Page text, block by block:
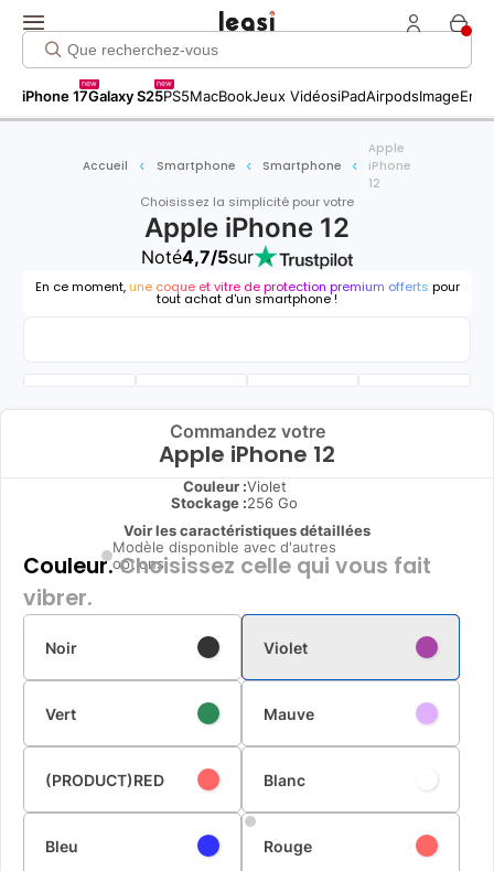
iPhone 17
new
Galaxy S25
new
PS5MacBookJeux VidéosiPadAirpodsImage
Accueil Smartphone Smartphone
Apple
iPhone
12
Choisissez la simplicité pour votre
Apple iPhone 12
Noté4,7/5sur
En ce moment, une coque et vitre de protection premium offerts pour
tout achat d'un smartphone !
Commandez votre
Apple iPhone 12
Couleur :Violet
Stockage :256 Go
Voir les caractéristiques détaillées
Modèle disponible avec d'autres
options
Couleur.Choisissez celle qui vous fait
vibrer.
Noir Violet
Vert Mauve
(PRODUCT)RED Blanc
Bleu Rouge